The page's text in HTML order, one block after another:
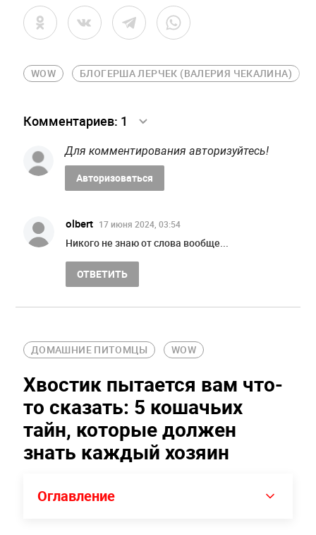
WOW БЛОГЕРША ЛЕРЧЕК (ВАЛЕРИЯ ЧЕКАЛИНА)
Комментариев: 1
Для комментирования авторизуйтесь!
Авторизоваться
olbert 17 июня 2024, 03:54
Никого не знаю от слова вообще...
ОТВЕТИТЬ
ДОМАШНИЕ ПИТОМЦЫ WOW
Хвостик пытается вам что-
то сказать: 5 кошачьих
тайн, которые должен
знать каждый хозяин
Оглавление